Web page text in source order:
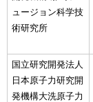
ュージョン科学技
術研究所
国立研究開発法人
日本原子力研究開
発機構大洗原子力